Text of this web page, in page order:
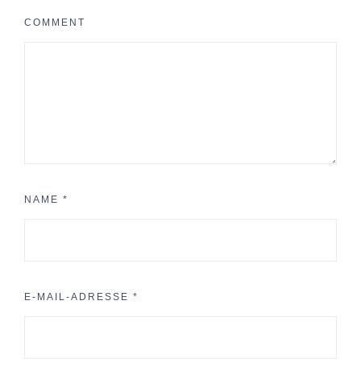
COMMENT
NAME *
E-MAIL-ADRESSE *